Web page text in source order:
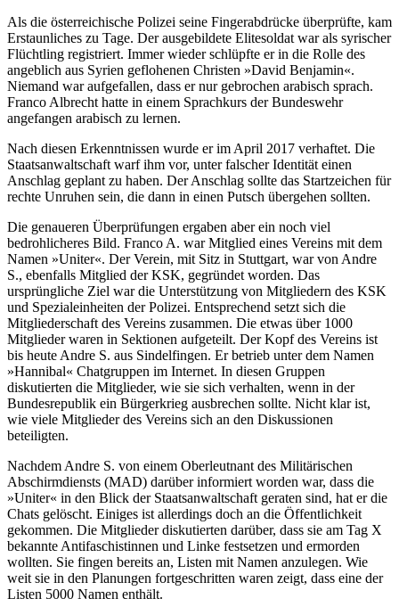
Als die österreichische Polizei seine Fingerabdrücke überprüfte, kam
Erstaunliches zu Tage. Der ausgebildete Elitesoldat war als syrischer
Flüchtling registriert. Immer wieder schlüpfte er in die Rolle des
angeblich aus Syrien geflohenen Christen »David Benjamin«.
Niemand war aufgefallen, dass er nur gebrochen arabisch sprach.
Franco Albrecht hatte in einem Sprachkurs der Bundeswehr
angefangen arabisch zu lernen.
Nach diesen Erkenntnissen wurde er im April 2017 verhaftet. Die
Staatsanwaltschaft warf ihm vor, unter falscher Identität einen
Anschlag geplant zu haben. Der Anschlag sollte das Startzeichen für
rechte Unruhen sein, die dann in einen Putsch übergehen sollten.
Die genaueren Überprüfungen ergaben aber ein noch viel
bedrohlicheres Bild. Franco A. war Mitglied eines Vereins mit dem
Namen »Uniter«. Der Verein, mit Sitz in Stuttgart, war von Andre
S., ebenfalls Mitglied der KSK, gegründet worden. Das
ursprüngliche Ziel war die Unterstützung von Mitgliedern des KSK
und Spezialeinheiten der Polizei. Entsprechend setzt sich die
Mitgliederschaft des Vereins zusammen. Die etwas über 1000
Mitglieder waren in Sektionen aufgeteilt. Der Kopf des Vereins ist
bis heute Andre S. aus Sindelfingen. Er betrieb unter dem Namen
»Hannibal« Chatgruppen im Internet. In diesen Gruppen
diskutierten die Mitglieder, wie sie sich verhalten, wenn in der
Bundesrepublik ein Bürgerkrieg ausbrechen sollte. Nicht klar ist,
wie viele Mitglieder des Vereins sich an den Diskussionen
beteiligten.
Nachdem Andre S. von einem Oberleutnant des Militärischen
Abschirmdiensts (MAD) darüber informiert worden war, dass die
»Uniter« in den Blick der Staatsanwaltschaft geraten sind, hat er die
Chats gelöscht. Einiges ist allerdings doch an die Öffentlichkeit
gekommen. Die Mitglieder diskutierten darüber, dass sie am Tag X
bekannte Antifaschistinnen und Linke festsetzen und ermorden
wollten. Sie fingen bereits an, Listen mit Namen anzulegen. Wie
weit sie in den Planungen fortgeschritten waren zeigt, dass eine der
Listen 5000 Namen enthält.